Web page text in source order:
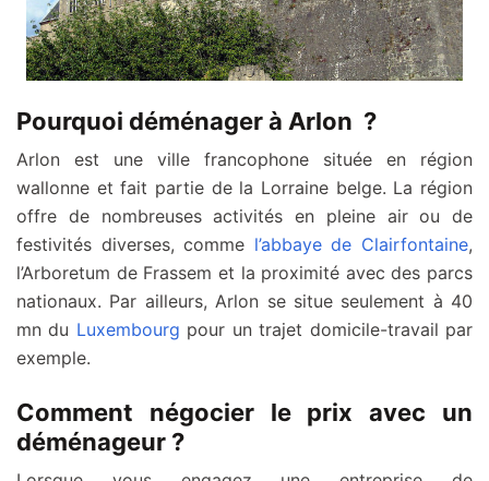
Pourquoi déménager à Arlon ?
Arlon est une ville francophone située en région
wallonne et fait partie de la Lorraine belge. La région
offre de nombreuses activités en pleine air ou de
festivités diverses, comme l’abbaye de Clairfontaine,
l’Arboretum de Frassem et la proximité avec des parcs
nationaux. Par ailleurs, Arlon se situe seulement à 40
mn du Luxembourg pour un trajet domicile-travail par
exemple.
Comment négocier le prix avec un
déménageur ?